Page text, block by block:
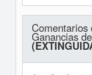
Comentarios
Ganancias